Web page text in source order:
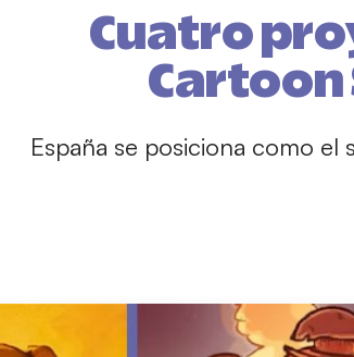
Cuatro
Cartoon
España se posiciona como